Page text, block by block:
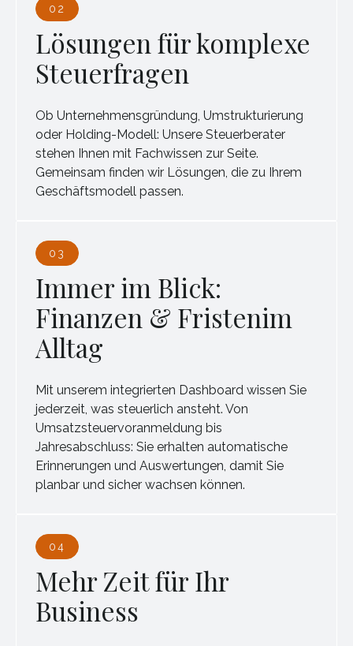
02
Lösungen für komplexe
Steuerfragen
Ob Unternehmensgründung, Umstrukturierung
oder Holding-Modell: Unsere Steuerberater
stehen Ihnen mit Fachwissen zur Seite.
Gemeinsam finden wir Lösungen, die zu Ihrem
Geschäftsmodell passen.
03
Immer im Blick:
Finanzen & Fristenim
Alltag
Mit unserem integrierten Dashboard wissen Sie
jederzeit, was steuerlich ansteht. Von
Umsatzsteuervoranmeldung bis
Jahresabschluss: Sie erhalten automatische
Erinnerungen und Auswertungen, damit Sie
planbar und sicher wachsen können.
04
Mehr Zeit für Ihr
Business